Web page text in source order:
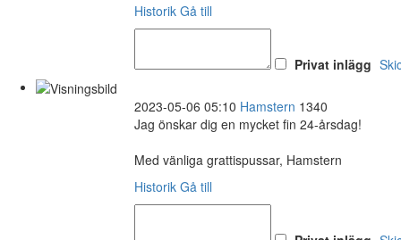
Historik Gå till
Privat inlägg
2023-05-06 05:10 Hamstern 1340
Jag önskar dig en mycket fin 24-årsdag!
Med vänliga grattispussar, Hamstern
Historik Gå till